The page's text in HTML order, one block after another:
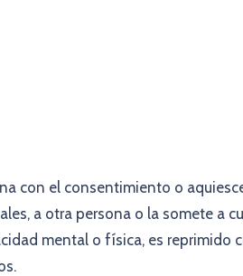
con el consentimiento o
a otra persona o la somete a
mental o física, es reprimido